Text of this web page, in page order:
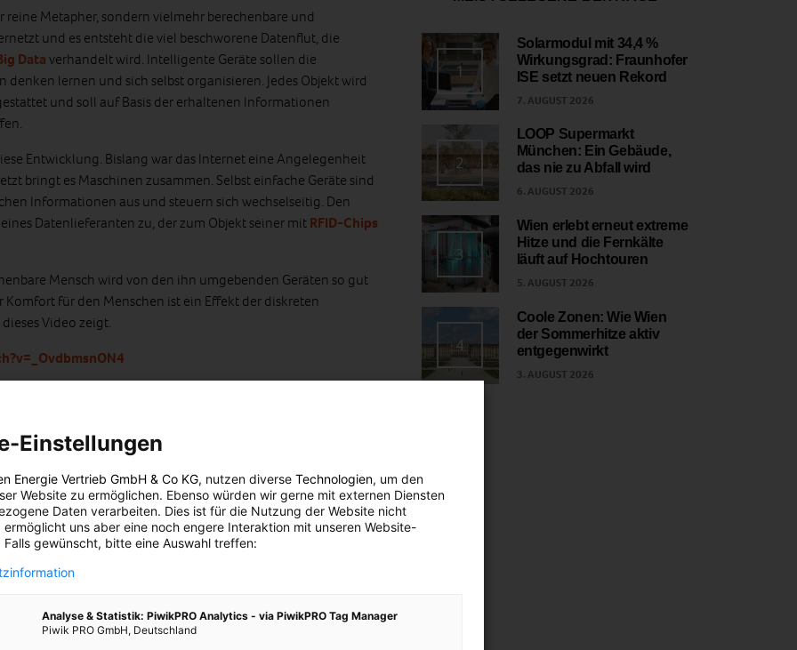
reine Metapher, sondern vielmehr berechenbare und
und es entsteht die viel beschworene Datenflut, die
Dataverhandelt wird. Intelligente Geräte sollen die
denken lernen und sich selbst organisieren. Jedes Objekt wird
und soll auf Basis der erhaltenen Informationen
Entwicklung. Bislang war das Internet eine Angelegenheit
bringt es Maschinen zusammen. Selbst einfache Geräte sind
Informationen aus und steuern sich wechselseitig. Den
Datenlieferanten zu, der zum Objekt seiner mitRFID-Chips
Mensch wird von den ihn umgebenden Geräten so gut
für den Menschen ist ein Effekt der diskreten
Video zeigt.
„smart“: Der
per Nachricht ans Telefon auch Einkauftipps oder
vor geöffneten Fenstern und spart Energiekosten und
wer den Raum betritt und setzen die Kaffeemaschine in Gang.
Wohnungen vernetzt sind, sondern auch Autos, Fabriken und
virtuelle Welten bald in einer interaktiven Umwelt aufgehen.
Interesse, wie derKauf von Nest durch Googlebelegt,
von der Europäischen Kommission in diesem Video erklärt.
hat sich rund um die Vernetzung im Internet
F98XBo
1
Solarmodul mit 34,4 %
Wirkungsgrad: Fraunhofer
ISE setzt neuen Rekord
7. AUGUST 2026
2
LOOP Supermarkt
München: Ein Gebäude,
das nie zu Abfall wird
6. AUGUST 2026
3
Wien erlebt erneut extreme
Hitze und die Fernkälte
läuft auf Hochtouren
5. AUGUST 2026
4
Coole Zonen: Wie Wien
der Sommerhitze aktiv
entgegenwirkt
3. AUGUST 2026
Einstellungen
Energie Vertrieb GmbH & Co KG, nutzen diverse Technologien, um den
Website zu ermöglichen. Ebenso würden wir gerne mit externen Diensten
Daten verarbeiten. Dies ist für die Nutzung der Website nicht
ermöglicht uns aber eine noch engere Interaktion mit unseren Website-
Falls gewünscht, bitte eine Auswahl treffen:
Analyse & Statistik: PiwikPRO Analytics - via PiwikPRO Tag Manager
Piwik PRO GmbH, Deutschland